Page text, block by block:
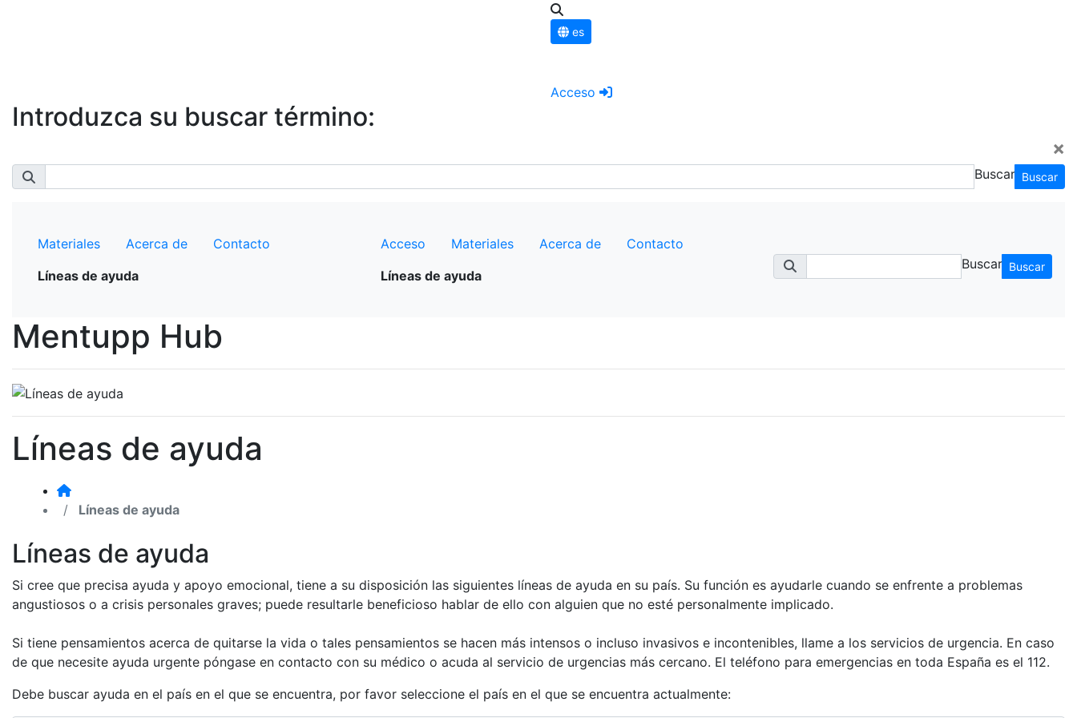
es
Acceso
Introduzca su buscar término:
×
Buscar Buscar
Materiales Acerca de
Contacto
Líneas de ayuda
Acceso Materiales Acerca de
Contacto
Líneas de ayuda
Buscar Buscar
Mentupp Hub
Líneas de ayuda
Líneas de ayuda
Líneas de ayuda
Si cree que precisa ayuda y apoyo emocional, tiene a su disposición las siguientes líneas de ayuda en su país. Su función es ayudarle cuando se enfrente a problemas
angustiosos o a crisis personales graves; puede resultarle beneficioso hablar de ello con alguien que no esté personalmente implicado.
Si tiene pensamientos acerca de quitarse la vida o tales pensamientos se hacen más intensos o incluso invasivos e incontenibles, llame a los servicios de urgencia. En caso
de que necesite ayuda urgente póngase en contacto con su médico o acuda al servicio de urgencias más cercano. El teléfono para emergencias en toda España es el 112.
Debe buscar ayuda en el país en el que se encuentra, por favor seleccione el país en el que se encuentra actualmente: